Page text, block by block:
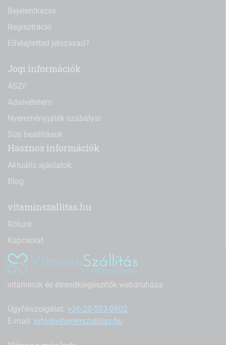
Bejelentkezés
Regisztráció
Elfelejtetted jelszavad?
Jogi információk
ÁSZF
Adatvételem
Nyereményjáték szabályai
Süti beállítások
Hasznos információk
Aktuális ajánlatok
Blog
vitaminszallitas.hu
Rólunk
Kapcsolat
vitaminok és étrendkiegészítők webáruháza
Ügyfélszolgálat: +36-20-593-0902
E-mail: info@vitaminszallitas.hu